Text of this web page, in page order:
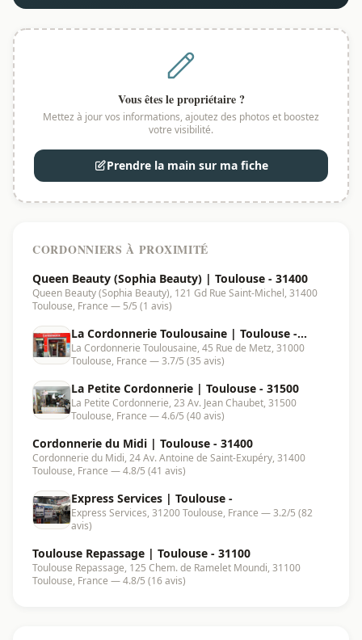
Vous êtes le propriétaire ?
Mettez à jour vos informations, ajoutez des photos et boostez
votre visibilité.
Prendre la main sur ma fiche
CORDONNIERS À PROXIMITÉ
Queen Beauty (Sophia Beauty) | Toulouse - 31400
Queen Beauty (Sophia Beauty), 121 Gd Rue Saint-Michel, 31400
Toulouse, France — 5/5 (1 avis)
La Cordonnerie Toulousaine | Toulouse -
31000
La Cordonnerie Toulousaine, 45 Rue de Metz, 31000
Toulouse, France — 3.7/5 (35 avis)
La Petite Cordonnerie | Toulouse - 31500
La Petite Cordonnerie, 23 Av. Jean Chaubet, 31500
Toulouse, France — 4.6/5 (40 avis)
Cordonnerie du Midi | Toulouse - 31400
Cordonnerie du Midi, 24 Av. Antoine de Saint-Exupéry, 31400
Toulouse, France — 4.8/5 (41 avis)
Express Services | Toulouse -
Express Services, 31200 Toulouse, France — 3.2/5 (82
avis)
Toulouse Repassage | Toulouse - 31100
Toulouse Repassage, 125 Chem. de Ramelet Moundi, 31100
Toulouse, France — 4.8/5 (16 avis)